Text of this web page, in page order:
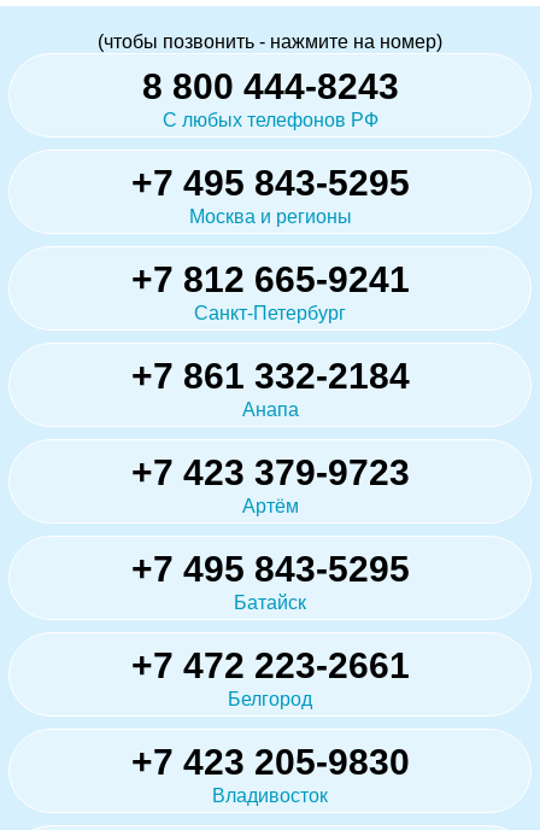
(чтобы позвонить - нажмите на номер)
8 800 444-8243
С любых телефонов РФ
+7 495 843-5295
Москва и регионы
+7 812 665-9241
Санкт-Петербург
+7 861 332-2184
Анапа
+7 423 379-9723
Артём
+7 495 843-5295
Батайск
+7 472 223-2661
Белгород
+7 423 205-9830
Владивосток